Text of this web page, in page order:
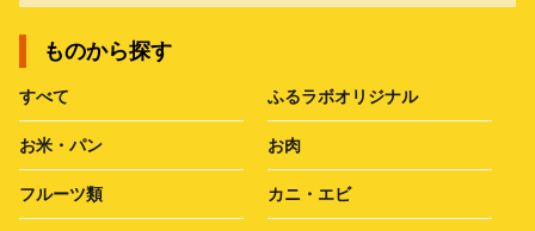
ものから探す
すべて ふるラボオリジナル
お米・パン お肉
フルーツ類 カニ・エビ